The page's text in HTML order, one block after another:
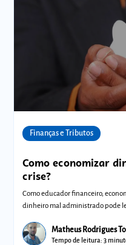
Finanças e Tributos
Como economizar
crise?
Como educador financeiro,
dinheiro mal administrado pode
Matheus Rodrigues
Tempo de leitura: 3